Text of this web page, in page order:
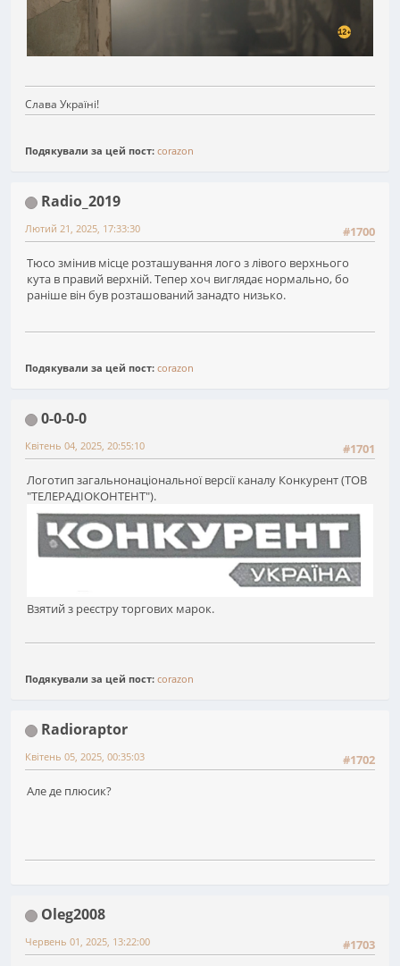
Слава Україні!
Подякували за цей пост: corazon
Radio_2019
#1700
Лютий 21, 2025, 17:33:30
Тюсо змінив місце розташування лого з лівого верхнього
кута в правий верхній. Тепер хоч виглядає нормально, бо
раніше він був розташований занадто низько.
Подякували за цей пост: corazon
0-0-0-0
#1701
Квітень 04, 2025, 20:55:10
Логотип загальнонаціональної версії каналу Конкурент (ТОВ
"ТЕЛЕРАДІОКОНТЕНТ").
Взятий з реєстру торгових марок.
Подякували за цей пост: corazon
Radioraptor
#1702
Квітень 05, 2025, 00:35:03
Але де плюсик?
Oleg2008
#1703
Червень 01, 2025, 13:22:00